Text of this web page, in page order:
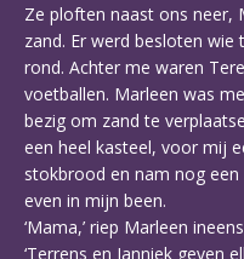
Ze ploften naast ons neer,
zand. Er werd besloten
rond. Achter me waren
voetballen. Marleen was
bezig om zand te
een heel kasteel, voor mij
stokbrood en nam nog
even in mijn been.
‘Mama,’ riep Marleen
‘Terrens en Janniek geven